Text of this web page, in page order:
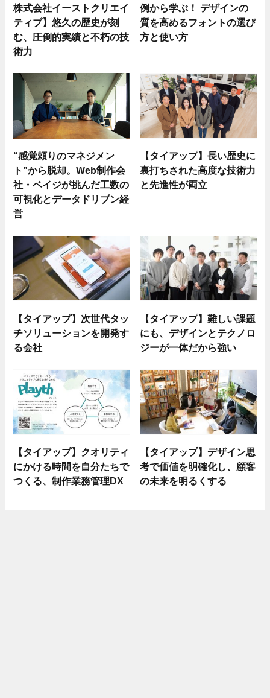
株式会社イーストクリエイ
ティブ】悠久の歴史が刻
む、圧倒的実績と不朽の技
術力
例から学ぶ！ デザインの
質を高めるフォントの選び
方と使い方
“感覚頼りのマネジメン
ト”から脱却。Web制作会
社・ベイジが挑んだ工数の
可視化とデータドリブン経
営
【タイアップ】長い歴史に
裏打ちされた高度な技術力
と先進性が両立
【タイアップ】次世代タッ
チソリューションを開発す
る会社
【タイアップ】難しい課題
にも、デザインとテクノロ
ジーが一体だから強い
【タイアップ】クオリティ
にかける時間を自分たちで
つくる、制作業務管理DX
【タイアップ】デザイン思
考で価値を明確化し、顧客
の未来を明るくする